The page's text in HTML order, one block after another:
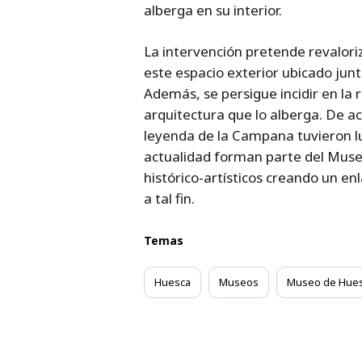
alberga en su interior.
La intervención pretende
este espacio exterior ubicado
Además, se persigue incidir en la
arquitectura que lo alberga. De
leyenda de la Campana tuvieron
actualidad forman parte del
histórico-artísticos creando un
a tal fin.
Temas
Huesca Museos Museo de